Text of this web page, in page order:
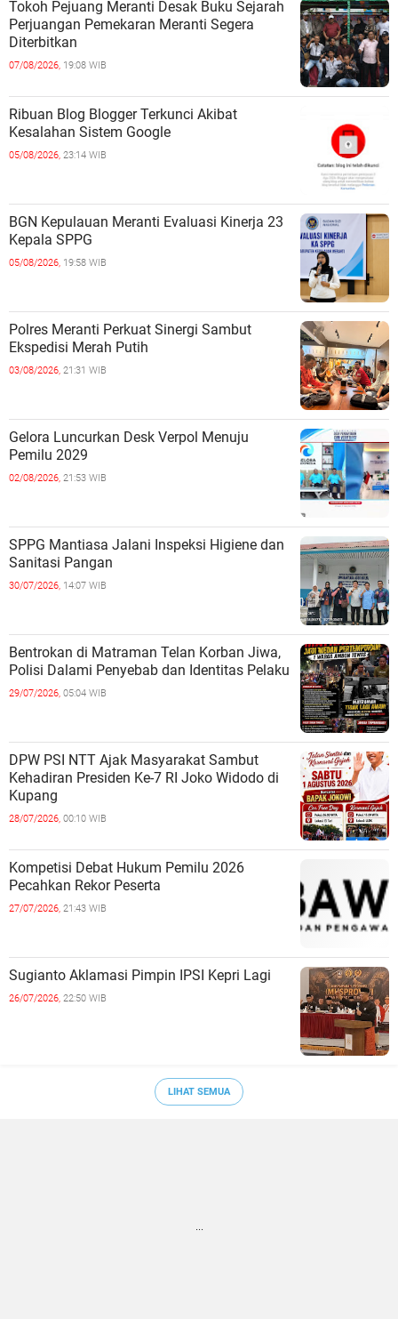
Tokoh Pejuang Meranti Desak Buku Sejarah
Perjuangan Pemekaran Meranti Segera
Diterbitkan
07/08/2026, 19:08 WIB
Ribuan Blog Blogger Terkunci Akibat
Kesalahan Sistem Google
05/08/2026, 23:14 WIB
BGN Kepulauan Meranti Evaluasi Kinerja 23
Kepala SPPG
05/08/2026, 19:58 WIB
Polres Meranti Perkuat Sinergi Sambut
Ekspedisi Merah Putih
03/08/2026, 21:31 WIB
Gelora Luncurkan Desk Verpol Menuju
Pemilu 2029
02/08/2026, 21:53 WIB
SPPG Mantiasa Jalani Inspeksi Higiene dan
Sanitasi Pangan
30/07/2026, 14:07 WIB
Bentrokan di Matraman Telan Korban Jiwa,
Polisi Dalami Penyebab dan Identitas Pelaku
29/07/2026, 05:04 WIB
DPW PSI NTT Ajak Masyarakat Sambut
Kehadiran Presiden Ke-7 RI Joko Widodo di
Kupang
28/07/2026, 00:10 WIB
Kompetisi Debat Hukum Pemilu 2026
Pecahkan Rekor Peserta
27/07/2026, 21:43 WIB
Sugianto Aklamasi Pimpin IPSI Kepri Lagi
26/07/2026, 22:50 WIB
LIHAT SEMUA
...